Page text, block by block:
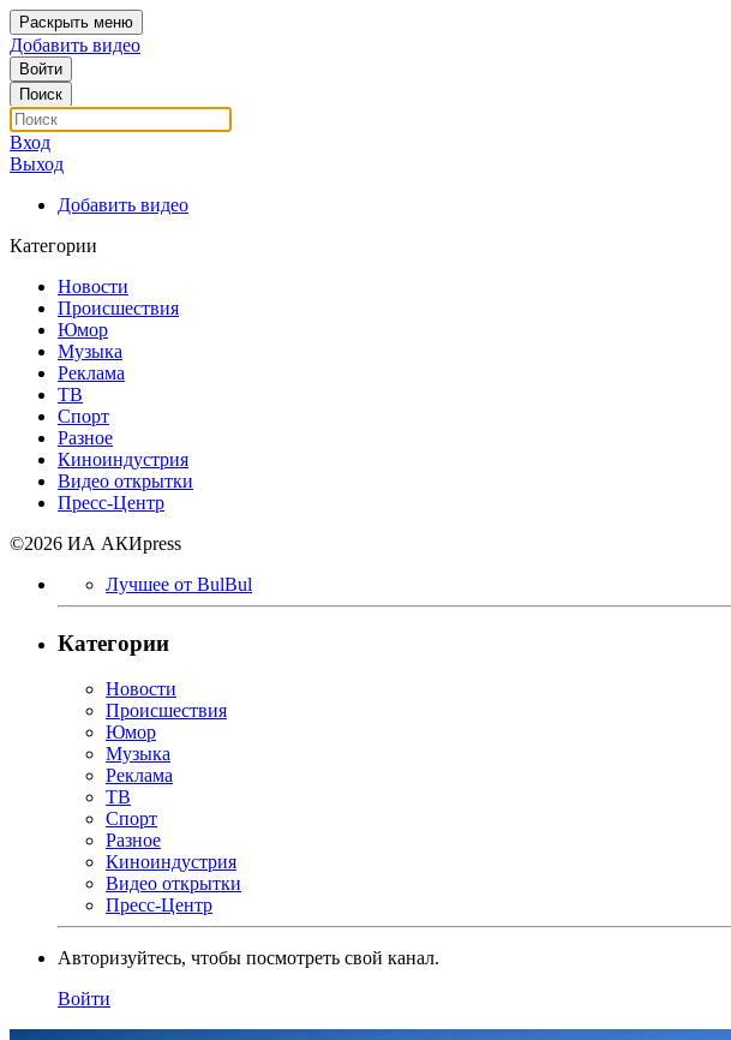
Раскрыть меню
Добавить видео
Войти
Поиск
Вход
Выход
Добавить видео
Категории
Новости
Происшествия
Юмор
Музыка
Реклама
ТВ
Спорт
Разное
Киноиндустрия
Видео открытки
Пресс-Центр
©2026 ИА АКИpress
Лучшее от BulBul
Категории
Новости
Происшествия
Юмор
Музыка
Реклама
ТВ
Спорт
Разное
Киноиндустрия
Видео открытки
Пресс-Центр
Авторизуйтесь, чтобы посмотреть свой канал.
Войти